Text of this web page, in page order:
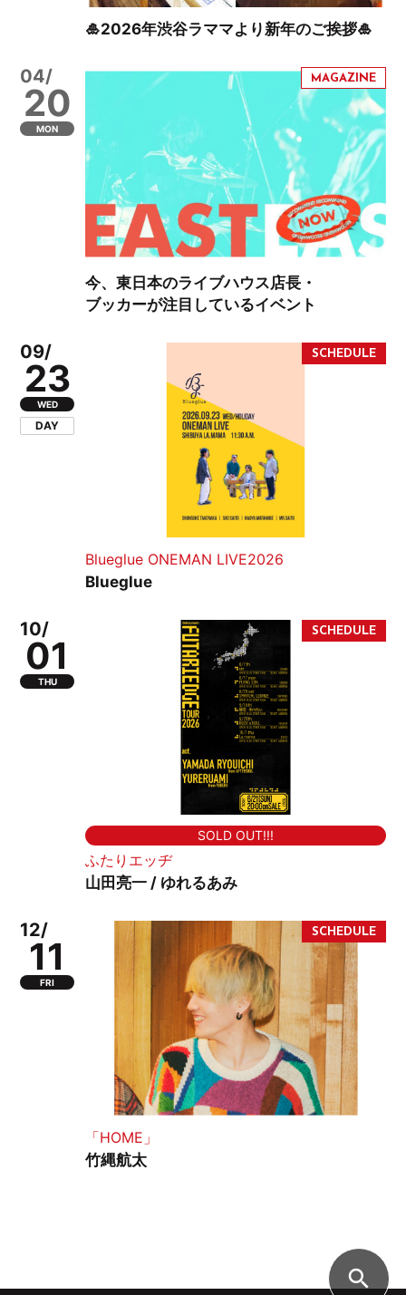
🎍2026年渋谷ラママより新年のご挨拶🎍
04/
20
MON
今、東日本のライブハウス店長・
ブッカーが注目しているイベント
09/
23
WED
DAY
Blueglue ONEMAN LIVE2026
Blueglue
10/
01
THU
SOLD OUT!!!
ふたりエッヂ
山田亮一 / ゆれるあみ
12/
11
FRI
「HOME」
竹縄航太
search